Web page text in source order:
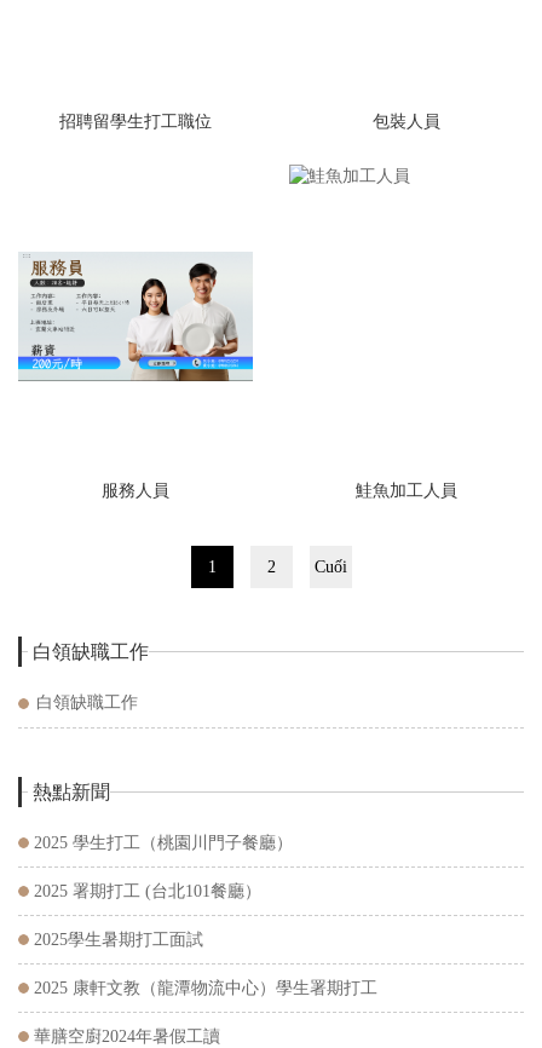
招聘留學生打工職位 包裝人員
服務人員 鮭魚加工人員
1 2 Cuối
白領缺職工作
白領缺職工作
熱點新聞
2025 學生打工（桃園川門子餐廳）
2025 署期打工 (台北101餐廳）
2025學生暑期打工面試
2025 康軒文教（龍潭物流中心）學生署期打工
華膳空廚2024年暑假工讀